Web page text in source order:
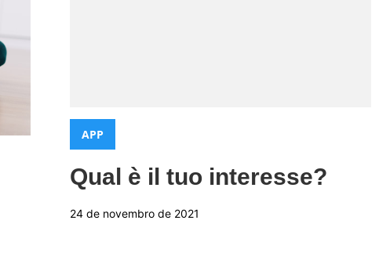
Categorias:
APP
Qual è il tuo interesse?
24 de novembro de 2021